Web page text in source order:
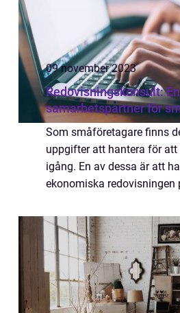
09 november 2023
Redovisningskonsult:
samarbetspartner för
Som småföretagare finns
uppgifter att hantera för
igång. En av dessa är att
ekonomiska redovisningen